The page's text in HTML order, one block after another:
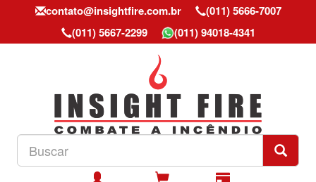
contato@insightfire.com.br
(011) 5666-7007
(011) 5667-2299
(011) 94018-4341